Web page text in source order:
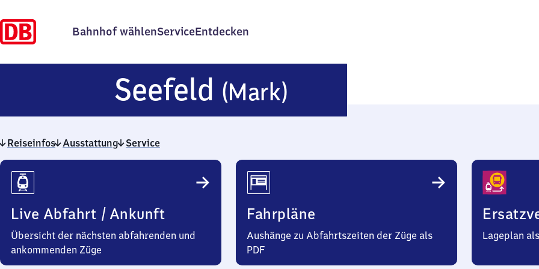
Bahnhof wählenServiceEntdecken
Seefeld (Mark)
(Mark)
Reiseinfos Ausstattung Service
Reiseinfos
Live Abfahrt / Ankunft
Übersicht der nächsten abfahrenden und
ankommenden Züge
Fahrpläne
Aushänge zu Abfahrtszeiten der Züge als
PDF
Lageplan